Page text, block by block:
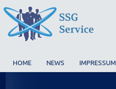
HOME NEWS IMPRESSUM